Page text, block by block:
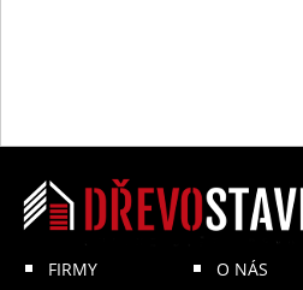
FIRMY
O NÁS